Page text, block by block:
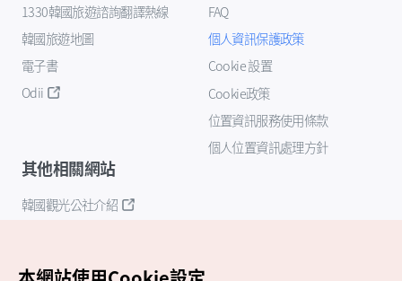
1330韓國旅遊諮詢翻譯熱線
韓國旅遊地圖
電子書
Odii
FAQ
個人資訊保護政策
Cookie 設置
Cookie政策
位置資訊服務使用條款
個人位置資訊處理方針
其他相關網站
韓國觀光公社介紹